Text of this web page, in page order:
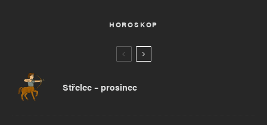
HOROSKOP
Střelec – prosinec